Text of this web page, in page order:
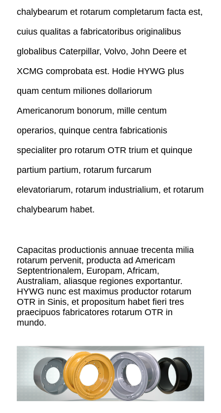
chalybearum et rotarum completarum facta est,
cuius qualitas a fabricatoribus originalibus
globalibus Caterpillar, Volvo, John Deere et
XCMG comprobata est. Hodie HYWG plus
quam centum miliones dollariorum
Americanorum bonorum, mille centum
operarios, quinque centra fabricationis
specialiter pro rotarum OTR trium et quinque
partium partium, rotarum furcarum
elevatoriarum, rotarum industrialium, et rotarum
chalybearum habet.
Capacitas productionis annuae trecenta milia
rotarum pervenit, producta ad Americam
Septentrionalem, Europam, Africam,
Australiam, aliasque regiones exportantur.
HYWG nunc est maximus productor rotarum
OTR in Sinis, et propositum habet fieri tres
praecipuos fabricatores rotarum OTR in
mundo.